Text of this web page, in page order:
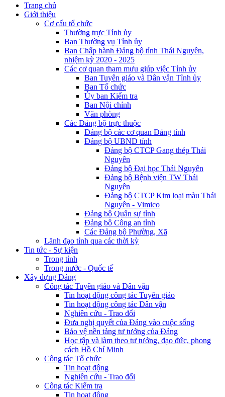
Trang chủ
Giới thiệu
Cơ cấu tổ chức
Thường trực Tỉnh ủy
Ban Thường vụ Tỉnh ủy
Ban Chấp hành Đảng bộ tỉnh Thái Nguyên,
nhiệm kỳ 2020 - 2025
Các cơ quan tham mưu giúp việc Tỉnh ủy
Ban Tuyên giáo và Dân vận Tỉnh ủy
Ban Tổ chức
Ủy ban Kiểm tra
Ban Nội chính
Văn phòng
Các Đảng bộ trực thuộc
Đảng bộ các cơ quan Đảng tỉnh
Đảng bộ UBND tỉnh
Đảng bộ CTCP Gang thép Thái
Nguyên
Đảng bộ Đại học Thái Nguyên
Đảng bộ Bệnh viện TW Thái
Nguyên
Đảng bộ CTCP Kim loại màu Thái
Nguyên - Vimico
Đảng bộ Quân sự tỉnh
Đảng bộ Công an tỉnh
Các Đảng bộ Phường, Xã
Lãnh đạo tỉnh qua các thời kỳ
Tin tức - Sự kiện
Trong tỉnh
Trong nước - Quốc tế
Xây dựng Đảng
Công tác Tuyên giáo và Dân vận
Tin hoạt động công tác Tuyên giáo
Tin hoạt động công tác Dân vận
Nghiên cứu - Trao đổi
Đưa nghị quyết của Đảng vào cuộc sống
Bảo vệ nền tảng tư tưởng của Đảng
Học tập và làm theo tư tưởng, đạo đức, phong
cách Hồ Chí Minh
Công tác Tổ chức
Tin hoạt động
Nghiên cứu - Trao đổi
Công tác Kiểm tra
Tin hoạt động